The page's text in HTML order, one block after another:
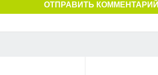
ОТПРАВИТЬ КОММЕНТАРИЙ